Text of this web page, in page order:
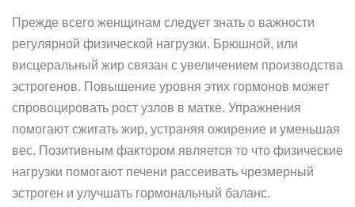
Прежде всего женщинам следует знать о важности
регулярной физической нагрузки. Брюшной, или
висцеральный жир связан с увеличением производства
эстрогенов. Повышение уровня этих гормонов может
спровоцировать рост узлов в матке. Упражнения
помогают сжигать жир, устраняя ожирение и уменьшая
вес. Позитивным фактором является то что физические
нагрузки помогают печени рассеивать чрезмерный
эстроген и улучшать гормональный баланс.